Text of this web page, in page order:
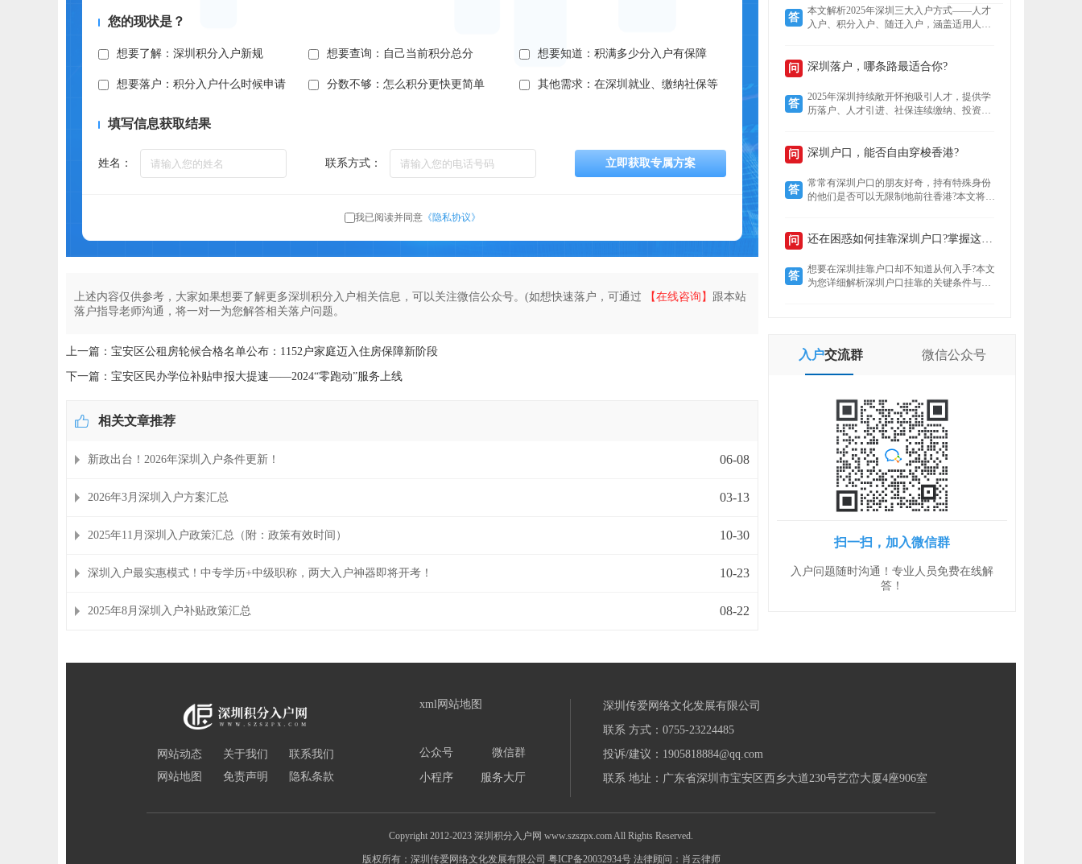
您的现状是？
想要了解：深圳积分入户新规 想要查询：自己当前积分总分 想要知道：积满多少分入户有保障
想要落户：积分入户什么时候申请 分数不够：怎么积分更快更简单 其他需求：在深圳就业、缴纳社保等
填写信息获取结果
姓名： 联系方式： 立即获取专属方案
我已阅读并同意《隐私协议》
上述内容仅供参考，大家如果想要了解更多深圳积分入户相关信息，可以关注微信公众号。(如想快速落户，可通过 【在线咨询】 跟本站
落户指导老师沟通，将一对一为您解答相关落户问题。
上一篇：宝安区公租房轮候合格名单公布：1152户家庭迈入住房保障新阶段
下一篇：宝安区民办学位补贴申报大提速——2024“零跑动”服务上线
相关文章推荐
新政出台！2026年深圳入户条件更新！ 06-08
2026年3月深圳入户方案汇总 03-13
2025年11月深圳入户政策汇总（附：政策有效时间） 10-30
深圳入户最实惠模式！中专学历+中级职称，两大入户神器即将开考！ 10-23
2025年8月深圳入户补贴政策汇总 08-22
价值。
答
本文解析2025年深圳三大入户方式——人才
入户、积分入户、随迁入户，涵盖适用人
历要求但竞争激烈，随迁入户条件宽松，助
问 深圳落户，哪条路最适合你?
答
2025年深圳持续敞开怀抱吸引人才，提供学
历落户、人才引进、社保连续缴纳、投资创
定就业者还是创业者，总有一条通道助你扎
自身条件，是高效落户的关键。
问 深圳户口，能否自由穿梭香港?
答
常常有深圳户口的朋友好奇，持有特殊身份
的他们是否可以无限制地前往香港?本文将揭
问 还在困惑如何挂靠深圳户口?掌握这些要点轻松...
答
想要在深圳挂靠户口却不知道从何入手?本文
为您详细解析深圳户口挂靠的关键条件与所
入户交流群 微信公众号
扫一扫，加入微信群
入户问题随时沟通！专业人员免费在线解
答！
网站动态 关于我们
联系我们
网站地图
免责声明 隐私条款
xml网站地图
公众号 微信群
小程序 服务大厅
深圳传爱网络文化发展有限公司
联系 方式：0755-23224485
投诉/建议：1905818884@qq.com
联系 地址：广东省深圳市宝安区西乡大道230号艺峦大厦4座906室
Copyright 2012-2023 深圳积分入户网 www.szszpx.com All Rights Reserved.
版权所有：深圳传爱网络文化发展有限公司 粤ICP备20032934号法律顾问：肖云律师